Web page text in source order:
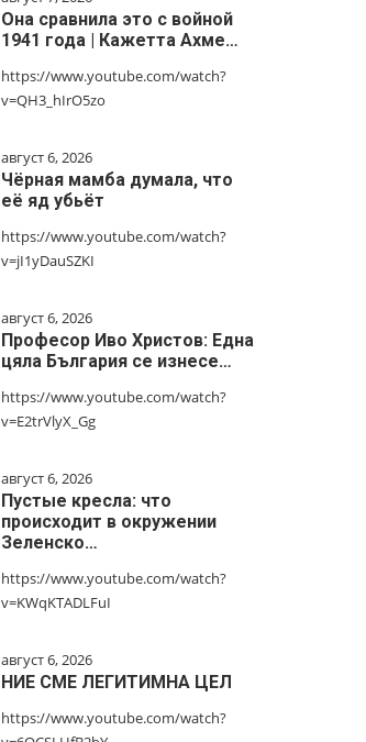
Она сравнила это с войной
1941 года | Кажетта Ахме…
https://www.youtube.com/watch?
v=QH3_hIrO5zo
август 6, 2026
Чёрная мамба думала, что
её яд убьёт
https://www.youtube.com/watch?
v=jI1yDauSZKI
август 6, 2026
Професор Иво Христов: Една
цяла България се изнесе…
https://www.youtube.com/watch?
v=E2trVlyX_Gg
август 6, 2026
Пустые кресла: что
происходит в окружении
Зеленско…
https://www.youtube.com/watch?
v=KWqKTADLFuI
август 6, 2026
НИЕ СМЕ ЛЕГИТИМНА ЦЕЛ
https://www.youtube.com/watch?